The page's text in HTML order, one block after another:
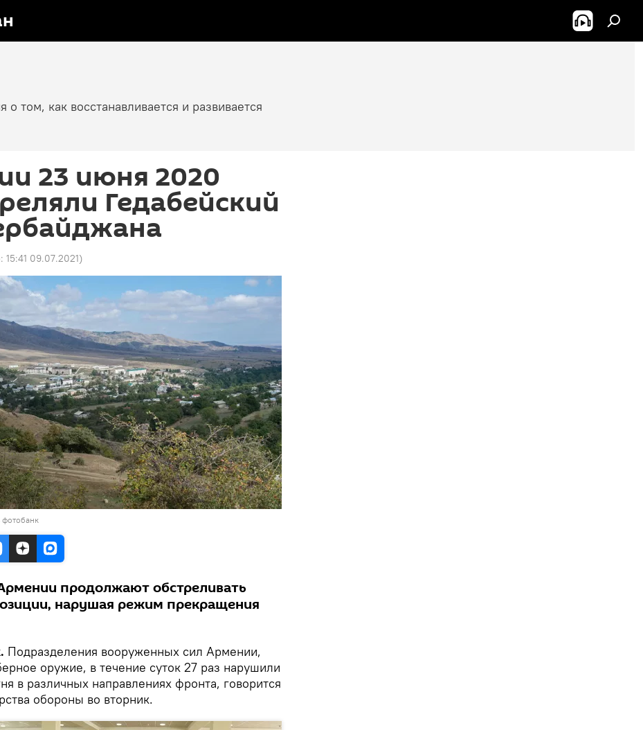
том, как восстанавливается и развивается
23 июня 2020
Гедабейский
15:41 09.07.2021)
фотобанк
продолжают обстреливать
нарушая режим прекращения
Подразделения вооруженных сил Армении,
оружие, в течение суток 27 раз нарушили
в различных направлениях фронта, говорится
обороны во вторник.